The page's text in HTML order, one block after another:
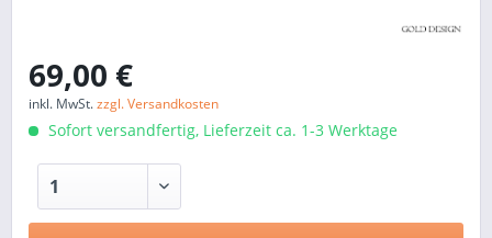
69,00 €
inkl. MwSt.zzgl. Versandkosten
Sofort versandfertig, Lieferzeit ca. 1-3 Werktage